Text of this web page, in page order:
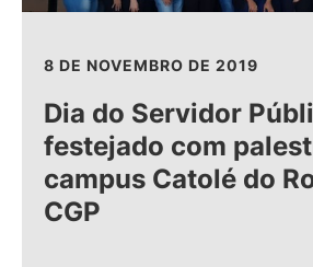
8 DE NOVEMBRO DE 2019
Dia do Servidor
festejado com
campus Catolé do
CGP